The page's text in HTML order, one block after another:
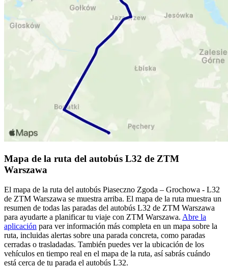
Mapa de la ruta del autobús L32 de ZTM
Warszawa
El mapa de la ruta del autobús Piaseczno Zgoda – Grochowa - L32
de ZTM Warszawa se muestra arriba. El mapa de la ruta muestra un
resumen de todas las paradas del autobús L32 de ZTM Warszawa
para ayudarte a planificar tu viaje con ZTM Warszawa. Abre la
aplicación para ver información más completa en un mapa sobre la
ruta, incluidas alertas sobre una parada concreta, como paradas
cerradas o trasladadas. También puedes ver la ubicación de los
vehículos en tiempo real en el mapa de la ruta, así sabrás cuándo
está cerca de tu parada el autobús L32.